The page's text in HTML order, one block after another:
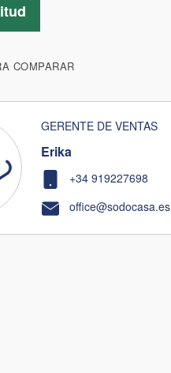
COMPARAR
GERENTE DE VENTAS
Erika
+34 919227698
office@sodocasa.es